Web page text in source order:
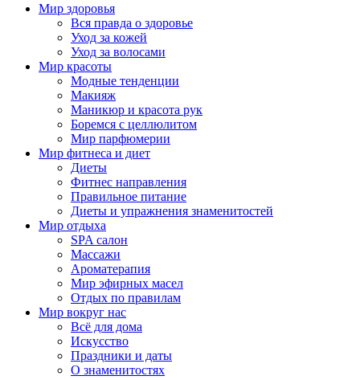
Мир здоровья
Вся правда о здоровье
Уход за кожей
Уход за волосами
Мир красоты
Модные тенденции
Макияж
Маникюр и красота рук
Боремся с целлюлитом
Мир парфюмерии
Мир фитнеса и диет
Диеты
Фитнес направления
Правильное питание
Диеты и упражнения знаменитостей
Мир отдыха
SPA салон
Массажи
Ароматерапия
Мир эфирных масел
Отдых по правилам
Мир вокруг нас
Всё для дома
Искусство
Праздники и даты
О знаменитостях